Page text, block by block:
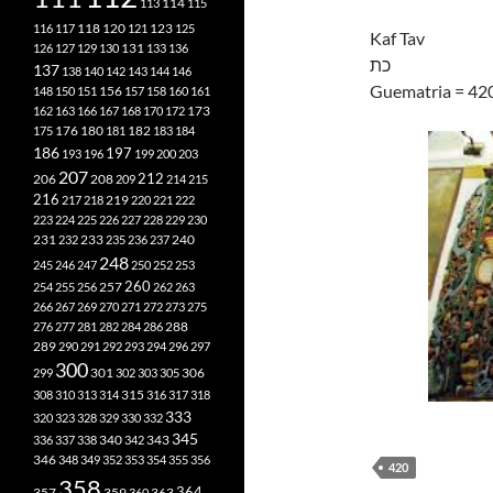
Kaf Tav
כת
Guematria =
420
116 117 118 120 121 123 125
126 127 129 130 131 133 136
137 138 140 142 143 144 146
148 150 151 156 157 158 160 161
162 163 166 167 168 170 172 173
175 176 180 181 182 183 184
186 193 196 197 199 200 203
206 207 208 209 212 214 215
216 217 218219 220 221 222
223 224 225 226 227 228 229 230
231 232 233 235 236 237240
245 246 247248 250 252 253
254 255 256257 260 262 263
266 267 269 270 271 272 273 275
276 277 281 282 284 286 288
289 290 291 292 293 294 296 297
299 300301302303305306
308310313314315 316317318
320323328329330332 333
336337338340342343 345
346348349352353354355356